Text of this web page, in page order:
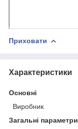
Приховати
Характеристики
Основні
Виробник
Загальні параметри